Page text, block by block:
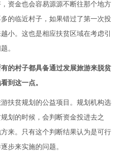
资金也会容易源源不断往那个地方
的临近村子，如果错过了第一次投
小。这也是相应扶贫区域在考虑引
。
的村子都具备通过发展旅游来脱贫
到这一点。
扶贫规划的公益项目。规划机构选
划的时候，会判断资金投进去之
来。只有这个判断结果认为是可行
步来实施的问题。